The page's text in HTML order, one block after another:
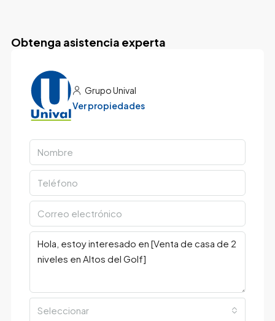
Obtenga asistencia experta
Grupo Unival
Ver propiedades
Seleccionar